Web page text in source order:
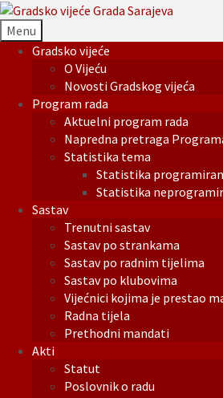
Menu
Gradsko vijeće
O Vijeću
Novosti Gradskog vijeća
Program rada
Aktuelni program rada
Napredna pretraga
Statistika tema
Statistika
Statistika
Sastav
Trenutni sastav
Sastav po strankama
Sastav po radnim tijelima
Sastav po klubovima
Vijećnici kojima je prestao
Radna tijela
Prethodni mandati
Akti
Statut
Poslovnik o radu